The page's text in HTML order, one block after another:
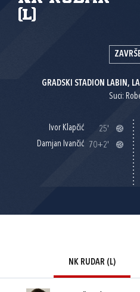
(L)
GRADSKI STADION
Suci:
Ivor Klapčić
25'
Damjan Ivančić
70+2'
NK RUDAR (L)